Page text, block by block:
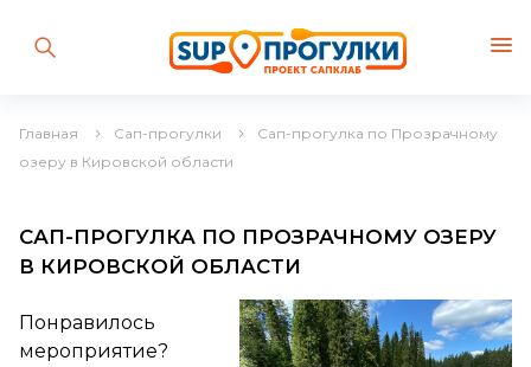
Главная Сап-прогулки
Сап-прогулка по Прозрачному
озеру в Кировской области
САП-ПРОГУЛКА ПО ПРОЗРАЧНОМУ ОЗЕРУ
В КИРОВСКОЙ ОБЛАСТИ
Понравилось
мероприятие?